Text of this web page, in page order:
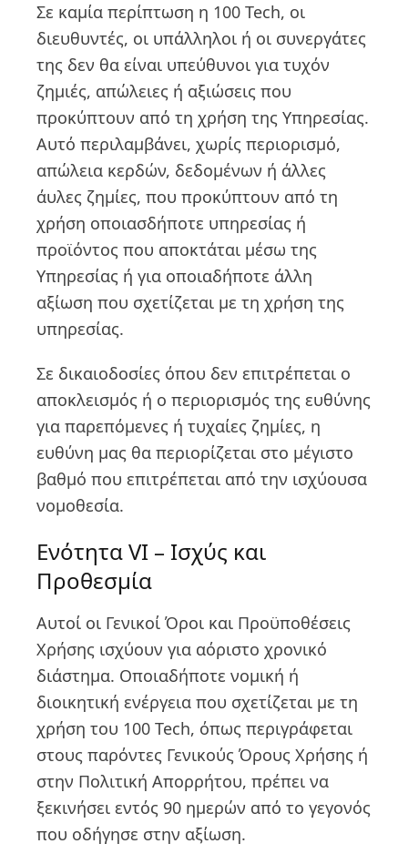
Σε καμία περίπτωση η 100 Tech, οι
διευθυντές, οι υπάλληλοι ή οι συνεργάτες
της δεν θα είναι υπεύθυνοι για τυχόν
ζημιές, απώλειες ή αξιώσεις που
προκύπτουν από τη χρήση της Υπηρεσίας.
Αυτό περιλαμβάνει, χωρίς περιορισμό,
απώλεια κερδών, δεδομένων ή άλλες
άυλες ζημίες, που προκύπτουν από τη
χρήση οποιασδήποτε υπηρεσίας ή
προϊόντος που αποκτάται μέσω της
Υπηρεσίας ή για οποιαδήποτε άλλη
αξίωση που σχετίζεται με τη χρήση της
υπηρεσίας.
Σε δικαιοδοσίες όπου δεν επιτρέπεται ο
αποκλεισμός ή ο περιορισμός της ευθύνης
για παρεπόμενες ή τυχαίες ζημίες, η
ευθύνη μας θα περιορίζεται στο μέγιστο
βαθμό που επιτρέπεται από την ισχύουσα
νομοθεσία.
Ενότητα VI – Ισχύς και
Προθεσμία
Αυτοί οι Γενικοί Όροι και Προϋποθέσεις
Χρήσης ισχύουν για αόριστο χρονικό
διάστημα. Οποιαδήποτε νομική ή
διοικητική ενέργεια που σχετίζεται με τη
χρήση του 100 Tech, όπως περιγράφεται
στους παρόντες Γενικούς Όρους Χρήσης ή
στην Πολιτική Απορρήτου, πρέπει να
ξεκινήσει εντός 90 ημερών από το γεγονός
που οδήγησε στην αξίωση.